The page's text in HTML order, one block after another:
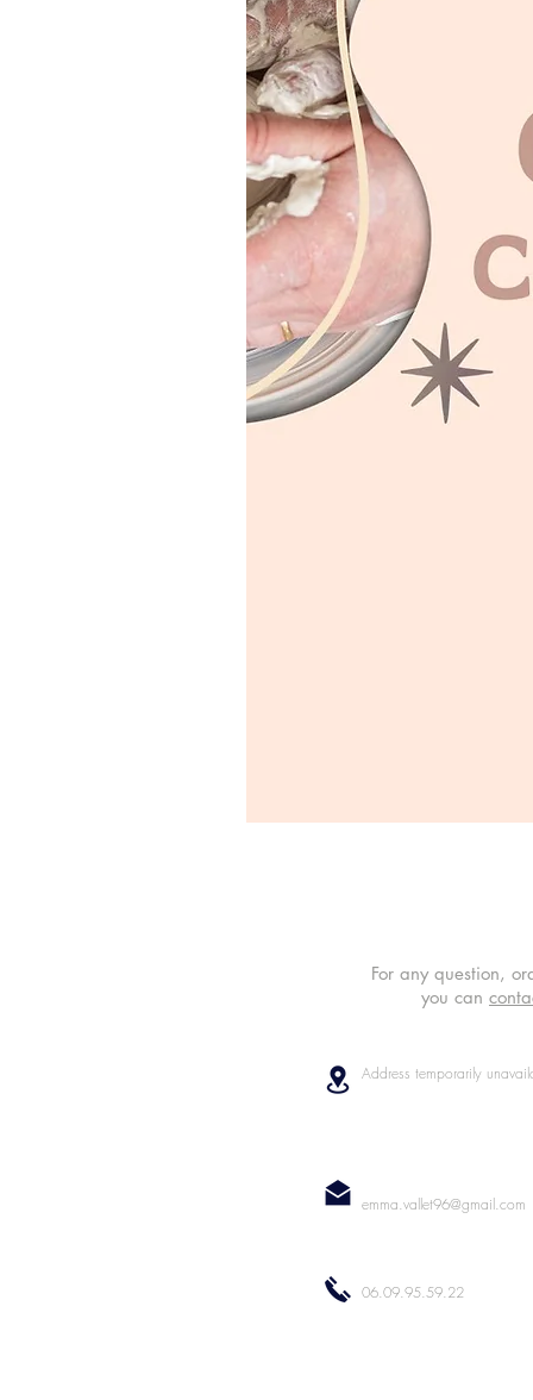
For any question,
you can
Address temporarily
emma.vallet96@gmail.com
06.09.95.59.22